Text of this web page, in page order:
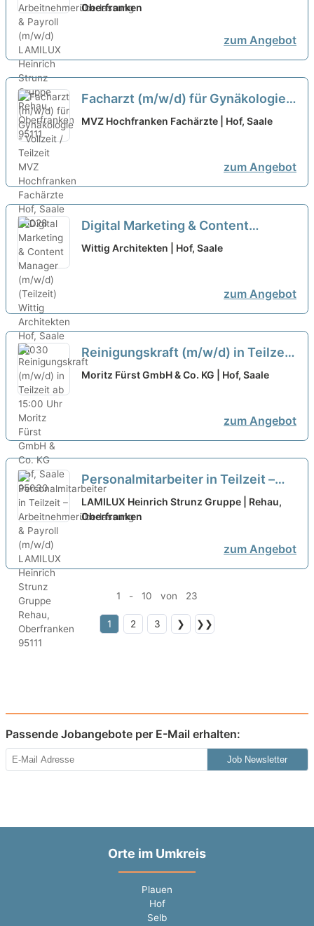
Payroll (m/w/d)
Oberfranken
zum Angebot
Facharzt (m/w/d) für Gynäkologie -
Vollzeit / Teilzeit neu
MVZ Hochfranken Fachärzte | Hof, Saale
zum Angebot
Digital Marketing & Content
Manager (m/w/d) (Teilzeit)
Wittig Architekten | Hof, Saale
zum Angebot
Reinigungskraft (m/w/d) in Teilzeit
ab 15:00 Uhr neu
Moritz Fürst GmbH & Co. KG | Hof, Saale
zum Angebot
Personalmitarbeiter in Teilzeit –
Arbeitnehmerüberlassung &
Payroll (m/w/d)
LAMILUX Heinrich Strunz Gruppe | Rehau,
Oberfranken
zum Angebot
1 - 10 von 23
1 2 3 ❯ ❯❯
Passende Jobangebote per E-Mail erhalten:
Job Newsletter
Orte im Umkreis
Plauen
Hof
Selb